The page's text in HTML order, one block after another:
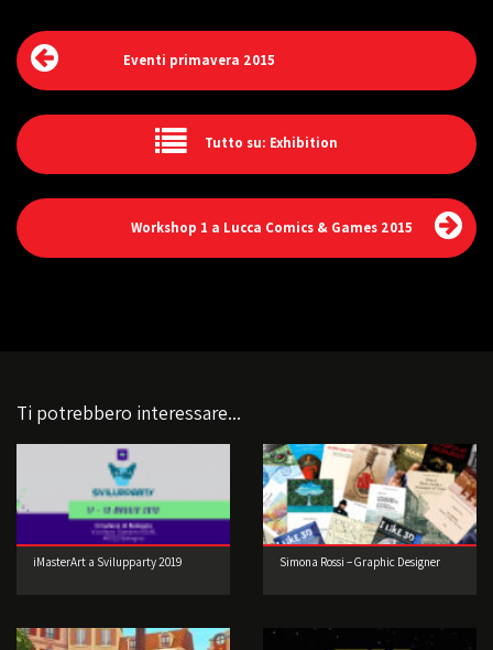
Eventi primavera 2015
Tutto su: Exhibition
Workshop 1 a Lucca Comics & Games 2015
Ti potrebbero interessare...
iMasterArt a Svilupparty 2019 Simona Rossi – Graphic Designer